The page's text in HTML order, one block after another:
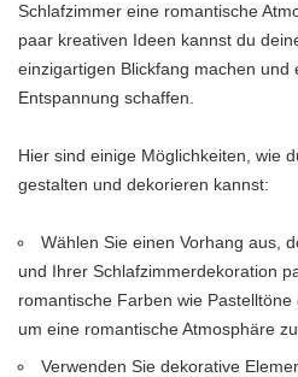
Schlafzimmer eine romantische
paar kreativen Ideen kannst du
einzigartigen Blickfang machen und
Entspannung schaffen.
Hier sind einige Möglichkeiten, wie
gestalten und dekorieren kannst:
Wählen Sie einen Vorhang aus,
und Ihrer Schlafzimmerdekoration
romantische Farben wie
um eine romantische Atmosphäre
Verwenden Sie dekorative